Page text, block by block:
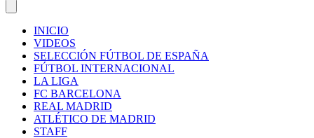
INICIO
VIDEOS
SELECCIÓN FÚTBOL DE ESPAÑA
FÚTBOL INTERNACIONAL
LA LIGA
FC BARCELONA
REAL MADRID
ATLÉTICO DE MADRID
STAFF